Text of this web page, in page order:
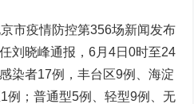
疫情防控第356场新闻发布
刘晓峰通报，6月4日0时至24
染者17例，丰台区9例、海淀
例；普通型5例、轻型9例、无